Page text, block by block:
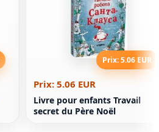
Prix: 5.06 EUR
Prix: 5.06 EUR
Livre pour enfants Travail
secret du Père Noël